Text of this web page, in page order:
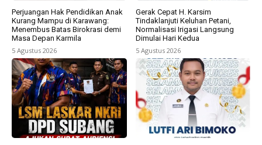
Perjuangan Hak Pendidikan Anak
Kurang Mampu di Karawang:
Menembus Batas Birokrasi demi
Masa Depan Karmila
5 Agustus 2026
Gerak Cepat H. Karsim
Tindaklanjuti Keluhan Petani,
Normalisasi Irigasi Langsung
Dimulai Hari Kedua
5 Agustus 2026